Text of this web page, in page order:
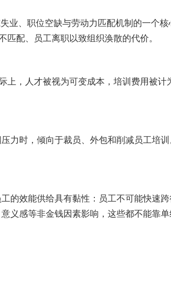
、职位空缺与劳动力匹配机制的一个
配、员工离职以致组织涣散的代价。
上，人才被视为可变成本，培训费用被
力时，倾向于裁员、外包和削减员工培
的效能供给具有黏性：员工不可能快速
义感等非金钱因素影响，这些都不能靠